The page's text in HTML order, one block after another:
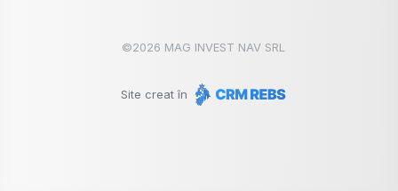
©2026 MAG INVEST NAV SRL
Site creat în